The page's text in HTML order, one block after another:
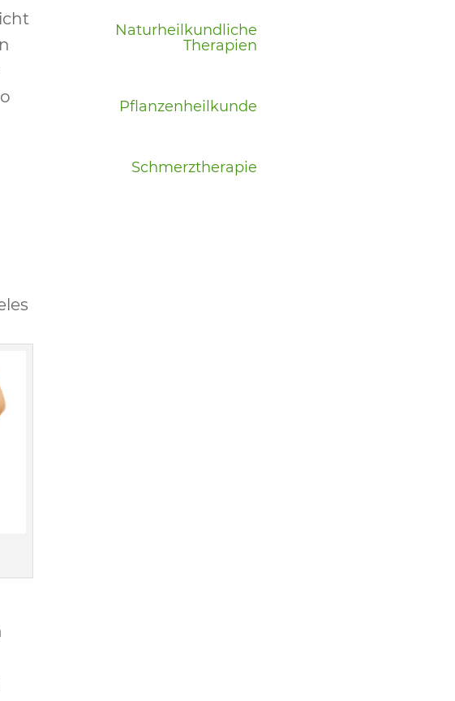
Naturheilkundliche
Therapien
Pflanzenheilkunde
Schmerztherapie